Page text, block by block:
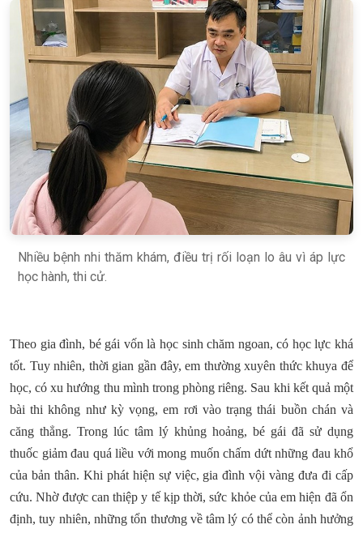
Nhiều bệnh nhi thăm khám, điều trị rối loạn lo âu vì áp lực
học hành, thi cử.
Theo gia đình, bé gái vốn là học sinh chăm ngoan, có học lực khá
tốt. Tuy nhiên, thời gian gần đây, em thường xuyên thức khuya để
học, có xu hướng thu mình trong phòng riêng. Sau khi kết quả một
bài thi không như kỳ vọng, em rơi vào trạng thái buồn chán và
căng thẳng. Trong lúc tâm lý khủng hoảng, bé gái đã sử dụng
thuốc giảm đau quá liều với mong muốn chấm dứt những đau khổ
của bản thân. Khi phát hiện sự việc, gia đình vội vàng đưa đi cấp
cứu. Nhờ được can thiệp y tế kịp thời, sức khỏe của em hiện đã ổn
định, tuy nhiên, những tổn thương về tâm lý có thể còn ảnh hưởng